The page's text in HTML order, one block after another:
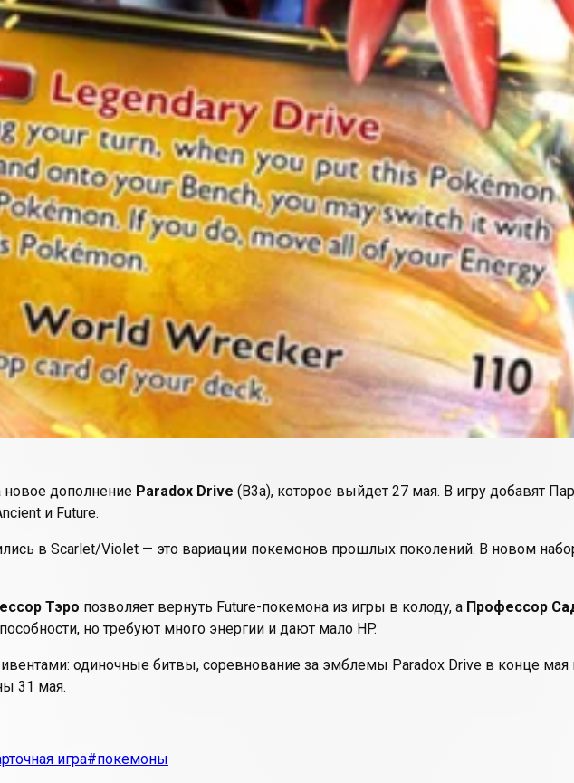
новое дополнение Paradox Drive (B3a), которое выйдет 27 мая. В игру добавят
и Future.
в Scarlet/Violet — это вариации покемонов прошлых поколений. В новом
Тэро позволяет вернуть Future-покемона из игры в колоду, а Профессор
но требуют много энергии и дают мало HP.
одиночные битвы, соревнование за эмблемы Paradox Drive в конце
31 мая.
игра#покемоны